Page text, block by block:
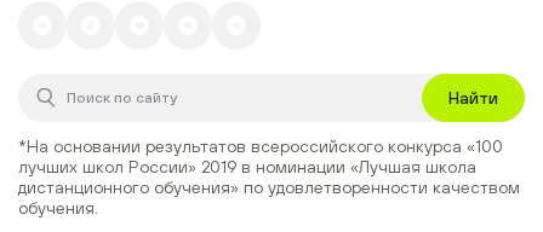
Найти
*На основании результатов всероссийского конкурса «100
лучших школ России» 2019 в номинации «Лучшая школа
дистанционного обучения» по удовлетворенности качеством
обучения.